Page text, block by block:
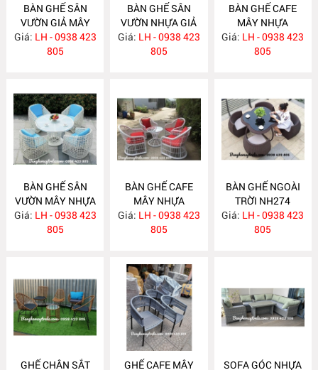
BÀN GHẾ SÂN
VƯỜN GIẢ MÂY
NH279
Giá: LH - 0938 423
805
BÀN GHẾ SÂN
VƯỜN NHỰA GIẢ
MÂY NH278
Giá: LH - 0938 423
805
BÀN GHẾ CAFE
MÂY NHỰA
NH277
Giá: LH - 0938 423
805
BÀN GHẾ SÂN
VƯỜN MÂY NHỰA
NH276
Giá: LH - 0938 423
805
BÀN GHẾ CAFE
MÂY NHỰA
NGOÀI TRỜI
NH275
Giá: LH - 0938 423
805
BÀN GHẾ NGOÀI
TRỜI NH274
Giá: LH - 0938 423
805
GHẾ CHÂN SẮT GHẾ CAFE MÂY SOFA GÓC NHỰA